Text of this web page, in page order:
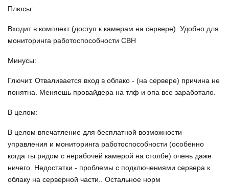
Плюсы:
Входит в комплект (доступ к камерам на сервере). Удобно для
мониторинга работоспособности СВН
Минусы:
Глючит. Отваливается вход в облако - (на сервере) причина не
понятна. Меняешь провайдера на тлф и опа все заработало.
В целом:
В целом впечатление для бесплатной возможности
управления и мониторинга работоспособности (особенно
когда ты рядом с нерабочей камерой на столбе) очень даже
ничего. Недостатки - проблемы с подключениями сервера к
облаку на серверной части.. Остальное норм